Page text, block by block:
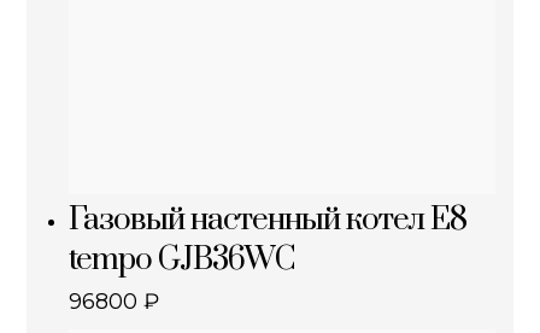
Газовый настенный котел E8
tempo GJB36WC
96800₽